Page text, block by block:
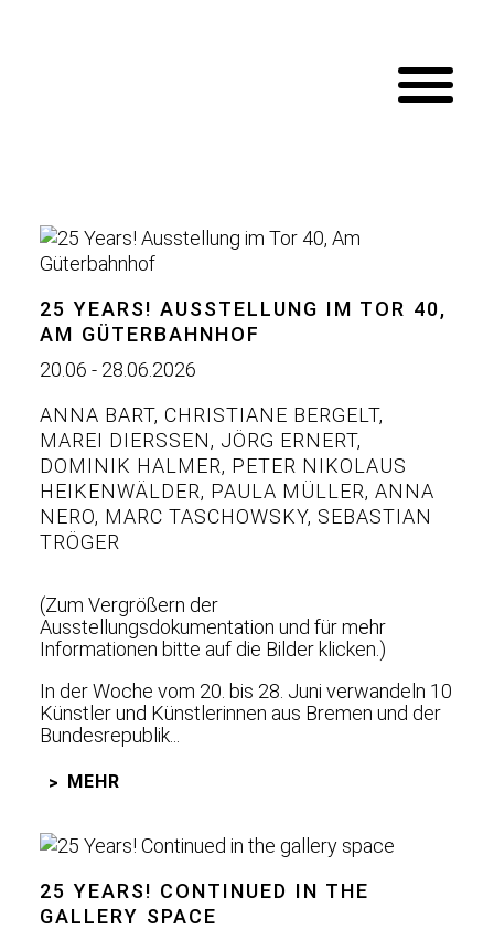
25 YEARS! AUSSTELLUNG IM TOR 40,
AM GÜTERBAHNHOF
20.06 - 28.06.2026
ANNA BART, CHRISTIANE BERGELT,
MAREI DIERSSEN
, JÖRG ERNERT,
DOMINIK HALMER, PETER NIKOLAUS
HEIKENWÄLDER, PAULA MÜLLER, ANNA
NERO, MARC TASCHOWSKY, SEBASTIAN
TRÖGER
(Zum Vergrößern der
Ausstellungsdokumentation und für mehr
Informationen bitte auf die Bilder klicken.)
In der Woche vom 20. bis 28. Juni verwandeln 10
Künstler und Künstlerinnen aus Bremen und der
Bundesrepublik...
MEHR
25 YEARS! CONTINUED IN THE
GALLERY SPACE